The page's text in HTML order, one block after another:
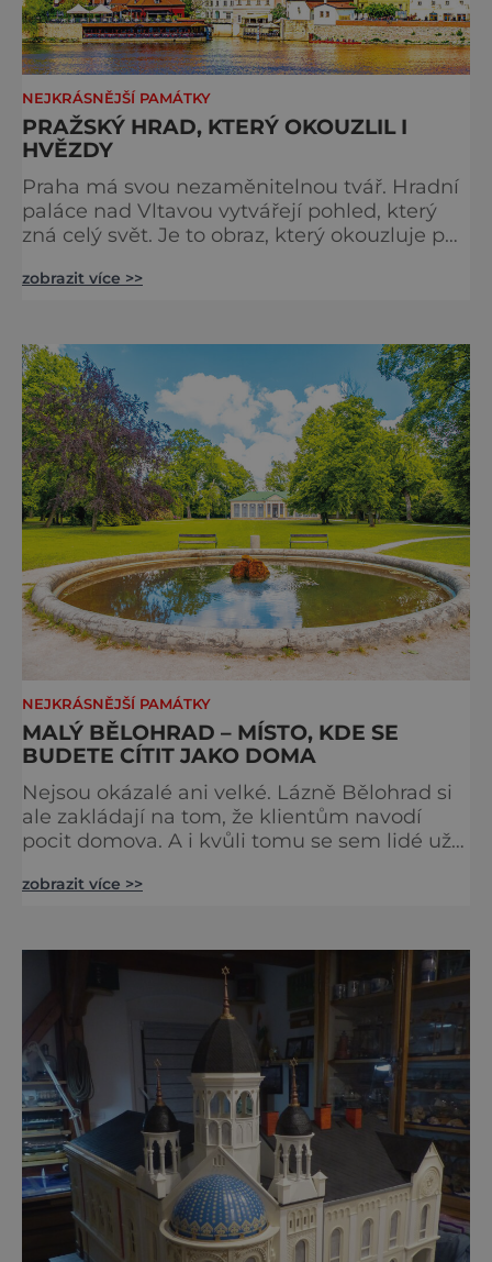
NEJKRÁSNĚJŠÍ PAMÁTKY
PRAŽSKÝ HRAD, KTERÝ OKOUZLIL I
HVĚZDY
Praha má svou nezaměnitelnou tvář. Hradní
paláce nad Vltavou vytvářejí pohled, který
zná celý svět. Je to obraz, který okouzluje po
jediný Čech, který by ho neznal. Pražský hrad
metropole, má ho na seznamu mí
zobrazit více >>
NEJKRÁSNĚJŠÍ PAMÁTKY
MALÝ BĚLOHRAD – MÍSTO, KDE SE
BUDETE CÍTIT JAKO DOMA
Nejsou okázalé ani velké. Lázně Bělohrad si
ale zakládají na tom, že klientům navodí
pocit domova. A i kvůli tomu se sem lidé už
lázeňské koncerty ani velkolepé akce.
nevšimne, ani se jí kolonáda vlastně neříká.
zobrazit více >>